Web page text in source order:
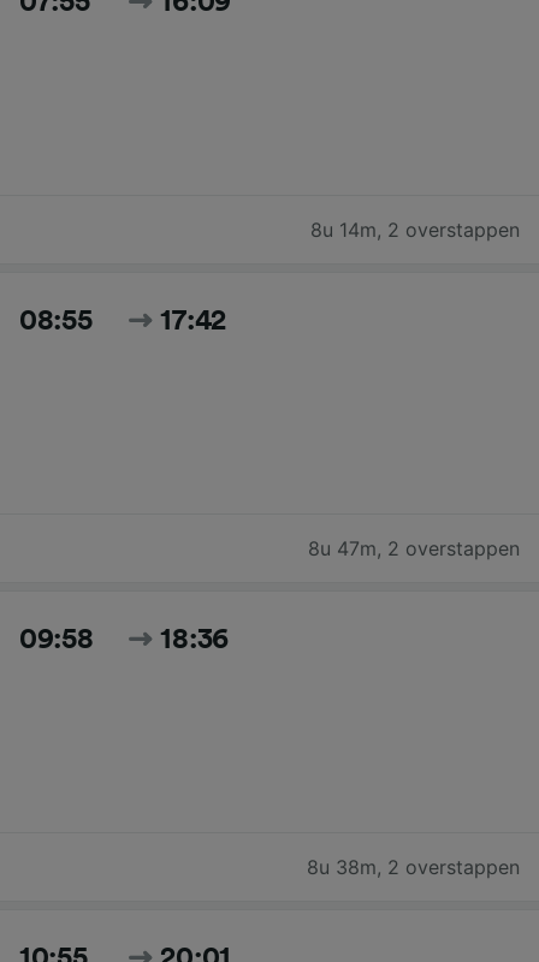
8u 14m, 2 overstappen
08:55 17:42
8u 47m, 2 overstappen
09:58 18:36
8u 38m, 2 overstappen